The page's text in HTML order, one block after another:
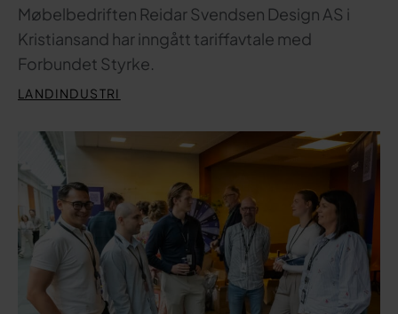
Møbelbedriften Reidar Svendsen Design AS i
Kristiansand har inngått tariffavtale med
Forbundet Styrke.
LANDINDUSTRI